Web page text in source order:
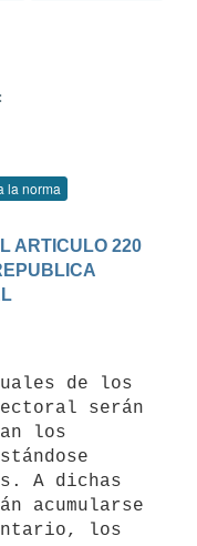
la norma
ARTICULO 220
serán
los
A dichas
acumularse
los